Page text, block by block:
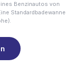
Benzinautos von
Standardbadewanne